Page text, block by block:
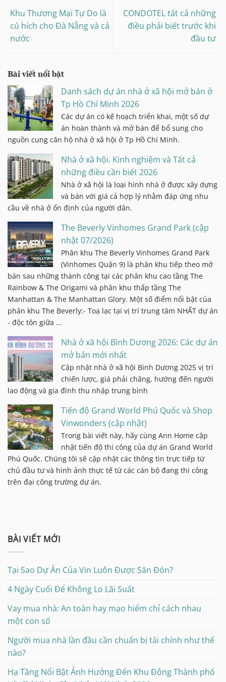
Khu Thương Mại Tự Do là
cú hích cho Đà Nẵng và cả
nước
CONDOTEL tất cả những
điều phải biết trước khi
đầu tư
Bài viết nổi bật
Danh sách dự án nhà ở xã hội mở bán ở
Tp Hồ Chí Minh 2026
Các dự án có kế hoạch triển khai, một số dự
án hoàn thành và mở bán để bổ sung cho
nguồn cung căn hộ nhà ở xã hội ở Tp Hồ Chí Minh.
Nhà ở xã hội. Kinh nghiệm và Tất cả
những điều cần biết 2026
Nhà ở xã hội là loại hình nhà ở được xây dựng
và bán với giá cả hợp lý nhằm đáp ứng nhu
cầu về nhà ở ổn định của người dân.
The Beverly Vinhomes Grand Park (cập
nhật 07/2026)
Phân khu The Beverly Vinhomes Grand Park
(Vinhomes Quận 9) là phân khu tiếp theo mở
bán sau những thành công tại các phân khu cao tầng The
Rainbow & The Origami và phân khu thấp tầng The
Manhattan & The Manhattan Glory. Một số điểm nổi bật của
phân khu The Beverly:- Toạ lạc tại vị trí trung tâm NHẤT dự án
- độc tôn giữa ...
Nhà ở xã hội Bình Dương 2026: Các dự án
mở bán mới nhất
Cập nhật nhà ở xã hội Bình Dương 2025 vị trí
chiến lược, giá phải chăng, hướng đến người
lao động và gia đình thu nhập trung bình
Tiến độ Grand World Phú Quốc và Shop
Vinwonders (cập nhật)
Trong bài viết này, hãy cùng Ann Home cập
nhật tiến độ thi công của dự án Grand World
Phú Quốc. Chúng tôi sẽ cập nhật các thông tin trực tiếp từ
chủ đầu tư và hình ảnh thực tế từ các cán bộ đang thi công
trên đại công trường dự án.
BÀI VIẾT MỚI
Tại Sao Dự Án Của Vin Luôn Được Săn Đón?
4 Ngày Cuối Để Không Lo Lãi Suất
Vay mua nhà: An toàn hay mạo hiểm chỉ cách nhau
một con số
Người mua nhà lần đầu cần chuẩn bị tài chính như thế
nào?
Hạ Tầng Nổi Bật Ảnh Hưởng Đến Khu Đông Thành phố